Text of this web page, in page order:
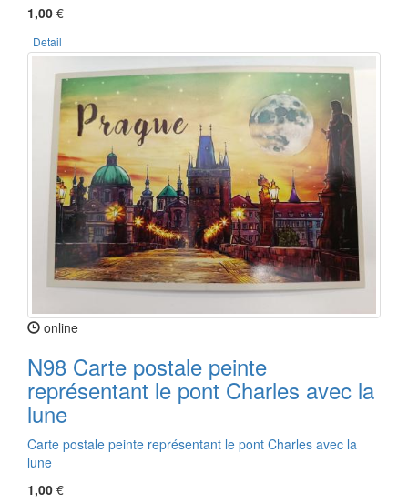
1,00 €
Detail
online
N98 Carte postale peinte
représentant le pont Charles avec la
lune
Carte postale peinte représentant le pont Charles avec la
lune
1,00 €